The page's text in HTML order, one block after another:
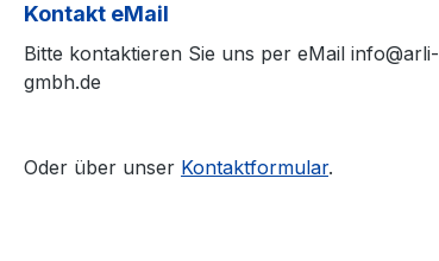
Kontakt eMail
Bitte kontaktieren Sie uns per eMail info@arli-
gmbh.de
Oder über unser Kontaktformular.